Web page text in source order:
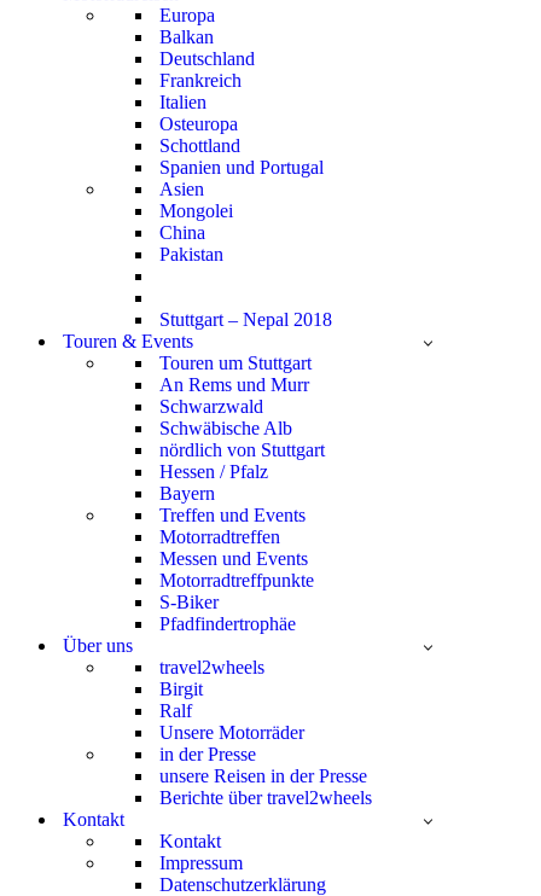
Europa
Balkan
Deutschland
Frankreich
Italien
Osteuropa
Schottland
Spanien und Portugal
Asien
Mongolei
China
Pakistan
Stuttgart – Nepal 2018
Touren & Events
Touren um Stuttgart
An Rems und Murr
Schwarzwald
Schwäbische Alb
nördlich von Stuttgart
Hessen / Pfalz
Bayern
Treffen und Events
Motorradtreffen
Messen und Events
Motorradtreffpunkte
S-Biker
Pfadfindertrophäe
Über uns
travel2wheels
Birgit
Ralf
Unsere Motorräder
in der Presse
unsere Reisen in der Presse
Berichte über travel2wheels
Kontakt
Kontakt
Impressum
Datenschutzerklärung